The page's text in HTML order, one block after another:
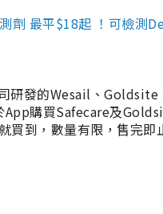
劑 最平$18起 ！可檢測
研發的Wesail、
購買Safecare及
買到，數量有限，售完即